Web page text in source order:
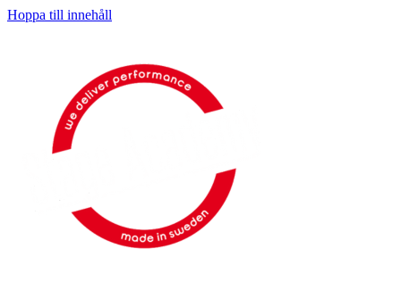
Hoppa till innehåll